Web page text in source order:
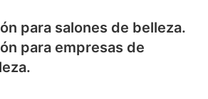
para salones de belleza.
para empresas de